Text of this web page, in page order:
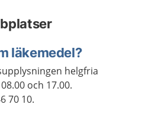
läkemedel?
helgfria
och 17.00.
70 10.